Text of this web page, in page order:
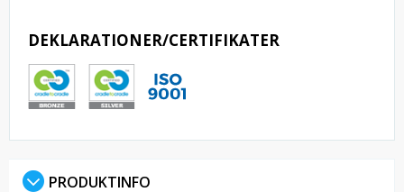
DEKLARATIONER/CERTIFIKATER
PRODUKTINFO